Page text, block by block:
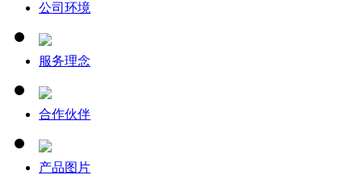
公司环境
服务理念
合作伙伴
产品图片